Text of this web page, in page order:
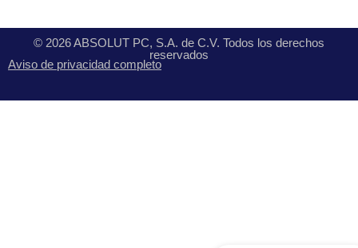
© 2026 ABSOLUT PC, S.A. de C.V. Todos los derechos
reservados
Aviso de privacidad completo